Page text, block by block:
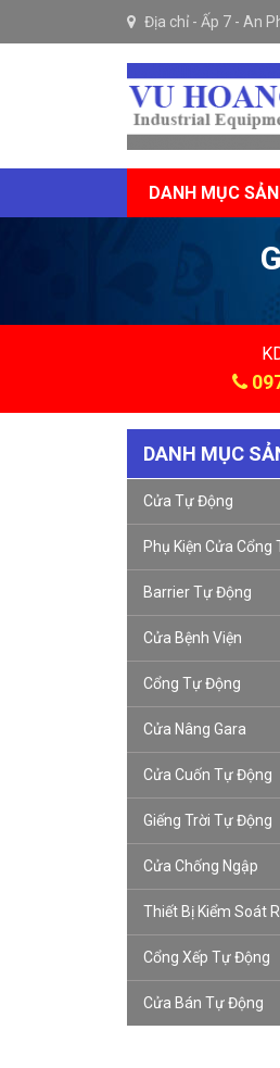
Địa chỉ - Ấp 7 - An
DANH MỤC
DANH MỤC
Cửa Tự Động
Phụ Kiện Cửa Cổng
Barrier Tự Động
Cửa Bệnh Viện
Cổng Tự Động
Cửa Nâng Gara
Cửa Cuốn Tự Động
Giếng Trời Tự Động
Cửa Chống Ngập
Thiết Bị Kiểm Soát
Cổng Xếp Tự Động
Cửa Bán Tự Động